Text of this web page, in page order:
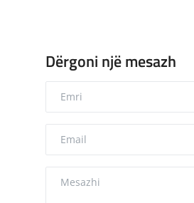
LAJME NGA BOTA
SHENDETI
Dërgoni një mesazh